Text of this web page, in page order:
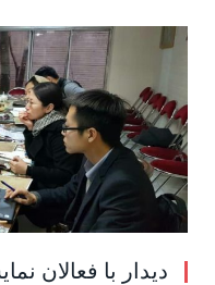
دیدار با فعالان